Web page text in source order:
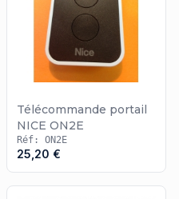
Télécommande portail
NICE ON2E
Réf: ON2E
25,20 €